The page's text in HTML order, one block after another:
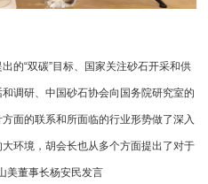
“双碳”目标、国家关注砂石开采和供
调研、中国砂石协会向国务院研究室的
面的联系和所面临的行业形势做了深入
环境，胡会长也从多个方面提出了对于
美董事长杨安民发言